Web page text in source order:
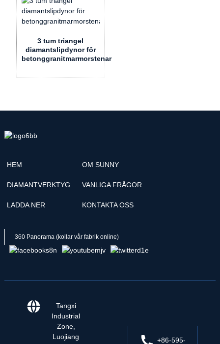
3 tum triangel
diamantslipdynor för
betonggranitmarmorstenar
HEM OM SUNNY
DIAMANTVERKTYG VANLIGA FRÅGOR
LADDA NER KONTAKTA OSS
360 Panorama (kollar vår fabrik online)
Tangxi
Industrial
Zone,
Luojiang
+86-595-